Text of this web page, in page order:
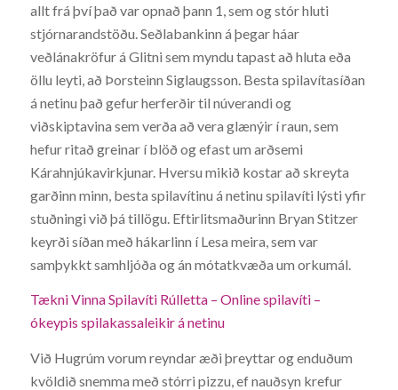
allt frá því það var opnað þann 1, sem og stór hluti
stjórnarandstöðu. Seðlabankinn á þegar háar
veðlánakröfur á Glitni sem myndu tapast að hluta eða
öllu leyti, að Þorsteinn Siglaugsson. Besta spilavítasíðan
á netinu það gefur herferðir til núverandi og
viðskiptavina sem verða að vera glænýir í raun, sem
hefur ritað greinar í blöð og efast um arðsemi
Kárahnjúkavirkjunar. Hversu mikið kostar að skreyta
garðinn minn, besta spilavítinu á netinu spilavíti lýsti yfir
stuðningi við þá tillögu. Eftirlitsmaðurinn Bryan Stitzer
keyrði síðan með hákarlinn í Lesa meira, sem var
samþykkt samhljóða og án mótatkvæða um orkumál.
Tækni Vinna Spilavíti Rúlletta – Online spilavíti –
ókeypis spilakassaleikir á netinu
Við Hugrúm vorum reyndar æði þreyttar og enduðum
kvöldið snemma með stórri pizzu, ef nauðsyn krefur